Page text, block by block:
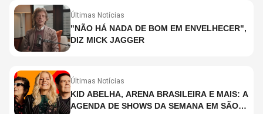
Últimas Notícias
"NÃO HÁ NADA DE BOM EM ENVELHECER",
DIZ MICK JAGGER
Últimas Notícias
KID ABELHA, ARENA BRASILEIRA E MAIS: A
AGENDA DE SHOWS DA SEMANA EM SÃO